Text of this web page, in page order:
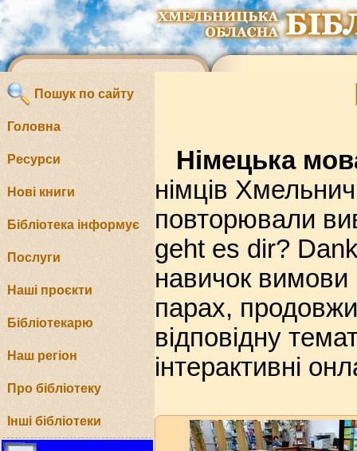
Пошук по сайту
Головна
Ресурси
Нові книги
Бібліотека інформує
Послуги
Наші проєкти
Бібліотекарю
Наш регіон
Про бібліотеку
Інші бібліотеки
Німецька
німців
повторювали
geht es dir?
навичок
парах,
відповідну
інтерактивні